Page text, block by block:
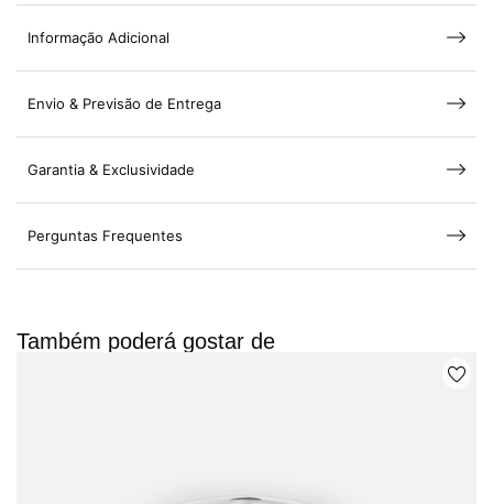
Informação Adicional
Envio & Previsão de Entrega
Garantia & Exclusividade
Perguntas Frequentes
Também poderá gostar de